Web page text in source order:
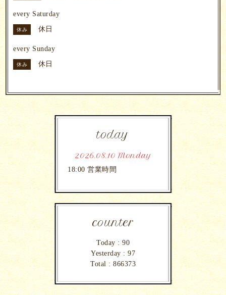
every Saturday
休み 休日
every Sunday
休み 休日
today
2026.08.10 Monday
18:00 営業時間
counter
Today : 90
Yesterday : 97
Total : 866373